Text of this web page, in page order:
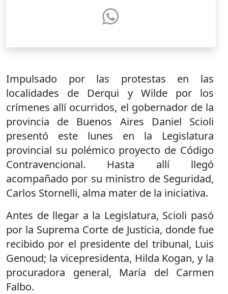
Impulsado por las protestas en las
localidades de Derqui y Wilde por los
crímenes allí ocurridos, el gobernador de la
provincia de Buenos Aires Daniel Scioli
presentó este lunes en la Legislatura
provincial su polémico proyecto de Código
Contravencional. Hasta allí llegó
acompañado por su ministro de Seguridad,
Carlos Stornelli, alma mater de la iniciativa.
Antes de llegar a la Legislatura, Scioli pasó
por la Suprema Corte de Justicia, donde fue
recibido por el presidente del tribunal, Luis
Genoud; la vicepresidenta, Hilda Kogan, y la
procuradora general, María del Carmen
Falbo.